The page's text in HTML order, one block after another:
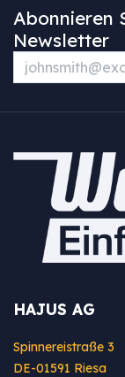
Abonnieren
Newsletter
HAJUS AG
Spinnereistraße 3
DE-01591 Riesa